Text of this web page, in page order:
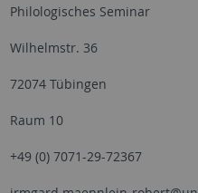
Philologisches Seminar
Wilhelmstr. 36
72074 Tübingen
Raum 10
+49 (0) 7071-29-72367